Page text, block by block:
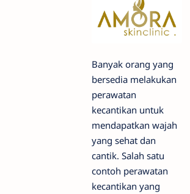
Banyak orang yang
bersedia melakukan
perawatan
kecantikan untuk
mendapatkan wajah
yang sehat dan
cantik. Salah satu
contoh perawatan
kecantikan yang